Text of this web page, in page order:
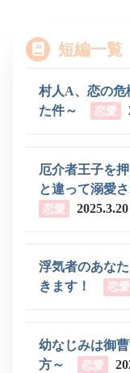
短編一覧
村人A、恋の危
た件～
恋愛
厄介者王子を
と違って溺愛
恋愛 2025.3.20
浮気者のあな
きます！
恋愛
幼なじみは御
方～
恋愛